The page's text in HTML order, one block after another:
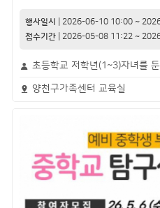
행사일시 2026-06-10 10:00~
접수기간| 2026-05-08 11:22~
초등학교 저학년(1~3)자녀를
양천구가족센터 교육실